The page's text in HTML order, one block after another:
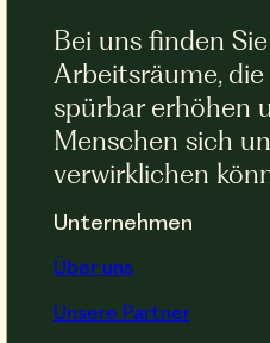
Bei uns finden
Arbeitsräume,
spürbar erhöhen
Menschen sich
verwirklichen
Unternehmen
Über uns
Unsere Partner